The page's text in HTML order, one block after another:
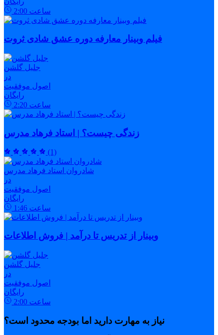
2:00 ساعت
فیلم وبینار معارفه دوره عشق شادی ثروت
جلیل گلشن
در
اصول موفقیت
رایگان
2:20 ساعت
زندگی چیست؟ | استاد فرهاد مدرس
(1)
شادروان استاد فرهاد مدرس
در
اصول موفقیت
رایگان
1:46 ساعت
وبینار از تدریس تا درآمد | فروش اطلاعات
جلیل گلشن
در
اصول موفقیت
رایگان
2:00 ساعت
نیاز به مهارت دارید اما بودجه محدود است؟